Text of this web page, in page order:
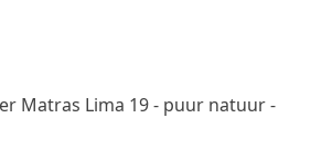
Matras Lima 19 - puur natuur -